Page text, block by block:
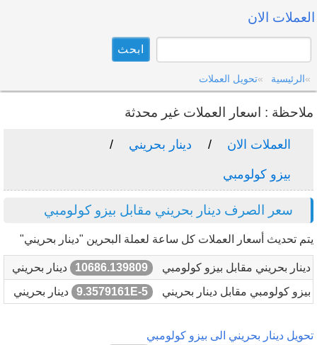
العملات الان
الرئيسية تحويل العملات
ملاحظة : اسعار العملات غير محدثة
العملات الان دينار بحريني
بيزو كولومبي
سعر الصرف دينار بحريني مقابل بيزو كولومبي
يتم تحديث أسعار العملات كل ساعة لعملة البحرين "دينار بحريني"
دينار بحريني مقابل بيزو كولومبي 10686.139809
دينار بحريني
بيزو كولومبي مقابل دينار بحريني
9.3579161E-5 دينار بحريني
تحويل دينار بحريني الى بيزو كولومبي